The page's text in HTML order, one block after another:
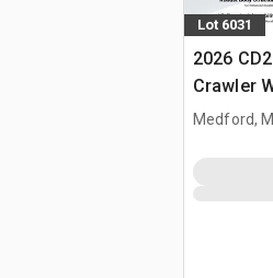
Lot 6031
2026
Crawler
Medford,